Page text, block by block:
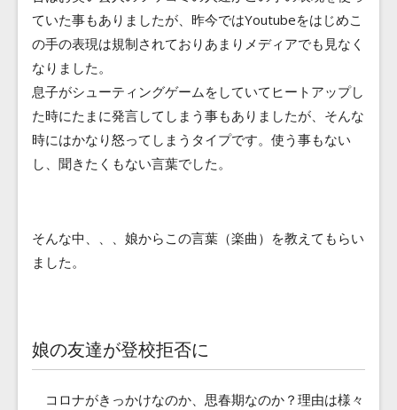
ていた事もありましたが、昨今ではYoutubeをはじめこ
の手の表現は規制されておりあまりメディアでも見なく
なりました。
息子がシューティングゲームをしていてヒートアップし
た時にたまに発言してしまう事もありましたが、そんな
時にはかなり怒ってしまうタイプです。使う事もない
し、聞きたくもない言葉でした。
そんな中、、、娘からこの言葉（楽曲）を教えてもらい
ました。
娘の友達が登校拒否に
コロナがきっかけなのか、思春期なのか？理由は様々